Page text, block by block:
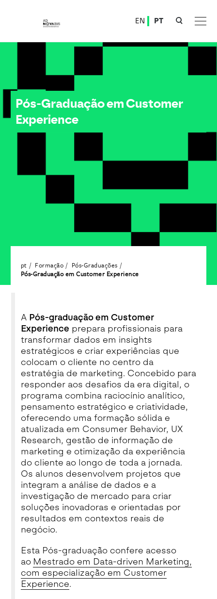
EN PT
Pós-Graduação em Customer Experience
Pós-Graduação em Customer
Experience
pt Formação
Pós-Graduações
Pós-Graduação em Customer Experience
A Pós-graduação em Customer
Experience prepara profissionais para
transformar dados em insights
estratégicos e criar experiências que
colocam o cliente no centro da
estratégia de marketing. Concebido para
responder aos desafios da era digital, o
programa combina raciocínio analítico,
pensamento estratégico e criatividade,
oferecendo uma formação sólida e
atualizada em Consumer Behavior, UX
Research, gestão de informação de
marketing e otimização da experiência
do cliente ao longo de toda a jornada.
Os alunos desenvolvem projetos que
integram a análise de dados e a
investigação de mercado para criar
soluções inovadoras e orientadas por
resultados em contextos reais de
negócio.
Esta Pós-graduação confere acesso
ao Mestrado em Data-driven Marketing,
com especialização em Customer
Experience.